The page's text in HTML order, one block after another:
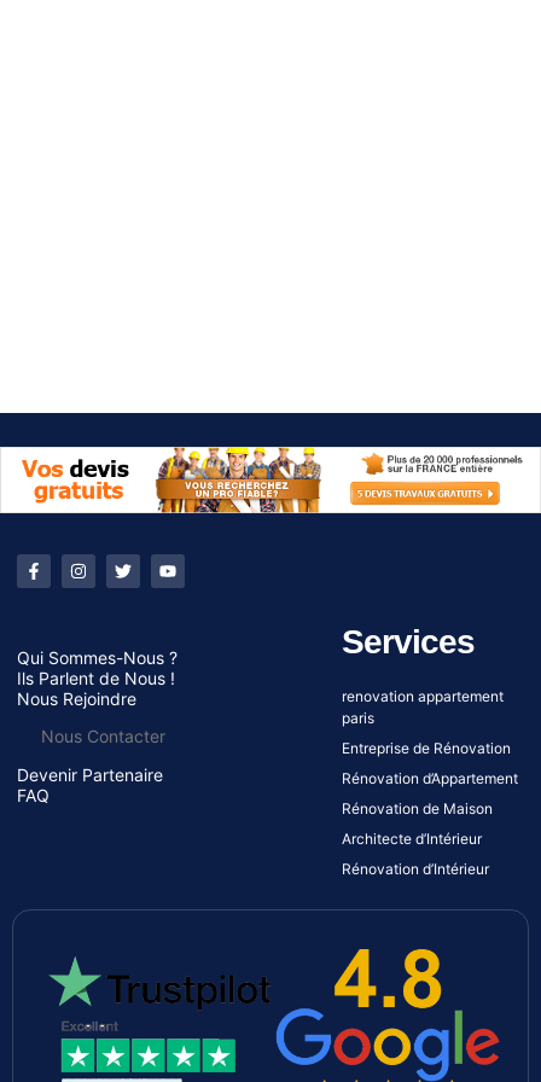
Qui Sommes-Nous ?
Ils Parlent de Nous !
Nous Rejoindre
Nous Contacter
Devenir Partenaire
FAQ
Services
renovation appartement
paris
Entreprise de Rénovation
Rénovation d’Appartement
Rénovation de Maison
Architecte d’Intérieur
Rénovation d’Intérieur